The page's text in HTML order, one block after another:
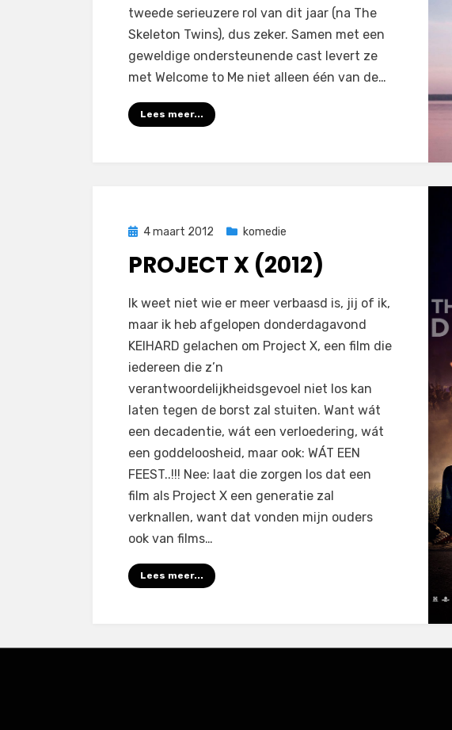
tweede serieuzere rol van dit jaar (na The
Skeleton Twins), dus zeker. Samen met een
geweldige ondersteunende cast levert ze
met Welcome to Me niet alleen één van de…
Lees meer...
Geplaatst
4 maart 2012 komedie
PROJECT X (2012)
doorFilmofiel.nl
Laat een reactie achterop
Project
(2012)
Ik weet niet wie er meer verbaasd is, jij of ik,
maar ik heb afgelopen donderdagavond
KEIHARD gelachen om Project X, een film die
iedereen die z’n
verantwoordelijkheidsgevoel niet los kan
laten tegen de borst zal stuiten. Want wát
een decadentie, wát een verloedering, wát
een goddeloosheid, maar ook: WÁT EEN
FEEST..!!! Nee: laat die zorgen los dat een
film als Project X een generatie zal
verknallen, want dat vonden mijn ouders
ook van films…
Lees meer...